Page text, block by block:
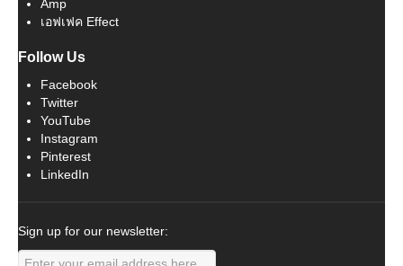
Amp
เอฟเฟค Effect
Follow Us
Facebook
Twitter
YouTube
Instagram
Pinterest
LinkedIn
Sign up for our newsletter: